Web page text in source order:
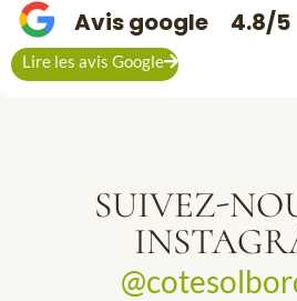
Avis google 4.8/5
Lire les avis Google
SUIVEZ-